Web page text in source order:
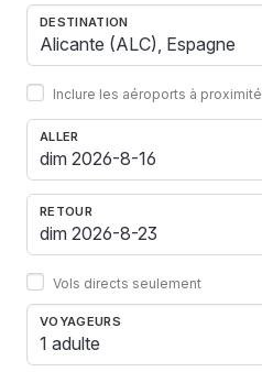
DESTINATION
Inclure les aéroports à proximité
ALLER
RETOUR
Vols directs seulement
VOYAGEURS
1 adulte